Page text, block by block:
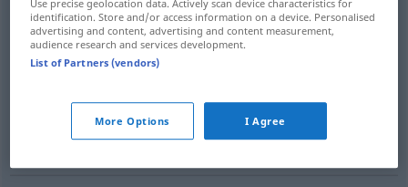
debt → see „small debt“
Verpflichtungf debt WIRTSCH obligation
Obligationf debt obligation
Use precise geolocation data. Actively scan device characteristics for
identification. Store and/or access information on a device. Personalised
advertising and content, advertising and content measurement,
audience research and services development.
List of Partners (vendors)
More Options I Agree